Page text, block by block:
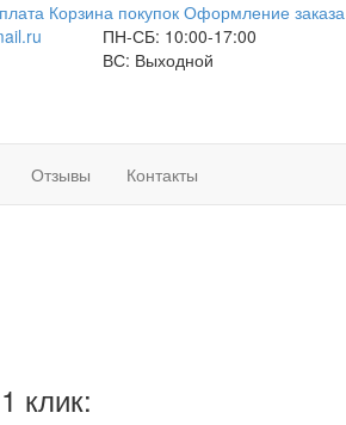
Корзина покупок Оформление заказа
ПН-СБ: 10:00-17:00
ВС: Выходной
Отзывы Контакты
клик: